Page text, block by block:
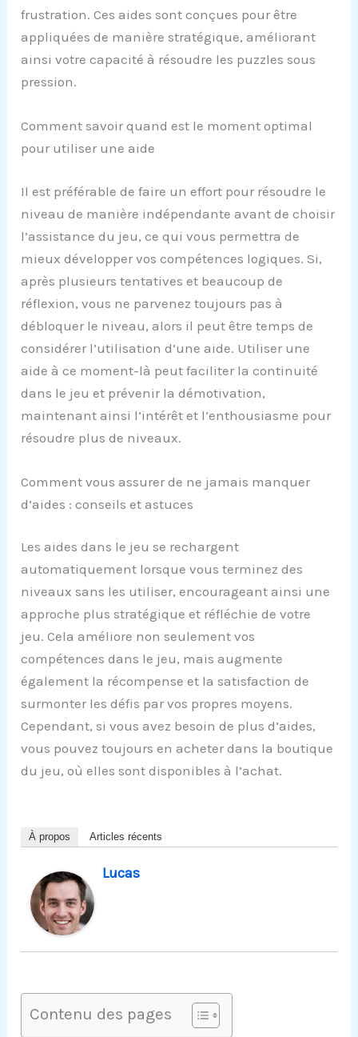
frustration. Ces aides sont conçues pour être
appliquées de manière stratégique, améliorant
ainsi votre capacité à résoudre les puzzles sous
pression.
Comment savoir quand est le moment optimal
pour utiliser une aide
Il est préférable de faire un effort pour résoudre le
niveau de manière indépendante avant de choisir
l’assistance du jeu, ce qui vous permettra de
mieux développer vos compétences logiques. Si,
après plusieurs tentatives et beaucoup de
réflexion, vous ne parvenez toujours pas à
débloquer le niveau, alors il peut être temps de
considérer l’utilisation d’une aide. Utiliser une
aide à ce moment-là peut faciliter la continuité
dans le jeu et prévenir la démotivation,
maintenant ainsi l’intérêt et l’enthousiasme pour
résoudre plus de niveaux.
Comment vous assurer de ne jamais manquer
d’aides : conseils et astuces
Les aides dans le jeu se rechargent
automatiquement lorsque vous terminez des
niveaux sans les utiliser, encourageant ainsi une
approche plus stratégique et réfléchie de votre
jeu. Cela améliore non seulement vos
compétences dans le jeu, mais augmente
également la récompense et la satisfaction de
surmonter les défis par vos propres moyens.
Cependant, si vous avez besoin de plus d’aides,
vous pouvez toujours en acheter dans la boutique
du jeu, où elles sont disponibles à l’achat.
À propos Articles récents
Lucas
Contenu des pages